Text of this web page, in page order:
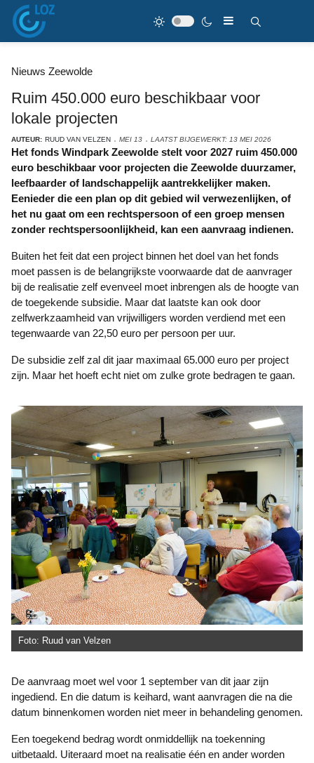
Nieuws Zeewolde
Ruim 450.000 euro beschikbaar voor
lokale projecten
AUTEUR: RUUD VAN VELZEN MEI 13 LAATST BIJGEWERKT: 13 MEI 2026
Het fonds Windpark Zeewolde stelt voor 2027 ruim 450.000
euro beschikbaar voor projecten die Zeewolde duurzamer,
leefbaarder of landschappelijk aantrekkelijker maken.
Eenieder die een plan op dit gebied wil verwezenlijken, of
het nu gaat om een rechtspersoon of een groep mensen
zonder rechtspersoonlijkheid, kan een aanvraag indienen.
Buiten het feit dat een project binnen het doel van het fonds
moet passen is de belangrijkste voorwaarde dat de aanvrager
bij de realisatie zelf evenveel moet inbrengen als de hoogte van
de toegekende subsidie. Maar dat laatste kan ook door
zelfwerkzaamheid van vrijwilligers worden verdiend met een
tegenwaarde van 22,50 euro per persoon per uur.
De subsidie zelf zal dit jaar maximaal 65.000 euro per project
zijn. Maar het hoeft echt niet om zulke grote bedragen te gaan.
Foto: Ruud van Velzen
De aanvraag moet wel voor 1 september van dit jaar zijn
ingediend. En die datum is keihard, want aanvragen die na die
datum binnenkomen worden niet meer in behandeling genomen.
Een toegekend bedrag wordt onmiddellijk na toekenning
uitbetaald. Uiteraard moet na realisatie één en ander worden